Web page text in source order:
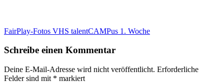
Beitragsnavigation
FairPlay-Fotos VHS talentCAMPus 1. Woche
Schreibe einen Kommentar
Deine E-Mail-Adresse wird nicht veröffentlicht. Erforderliche
Felder sind mit * markiert